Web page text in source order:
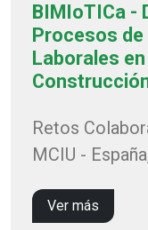
BIMIoTICa -
Procesos de
Laborales
Retos
MCIU -
Ver más